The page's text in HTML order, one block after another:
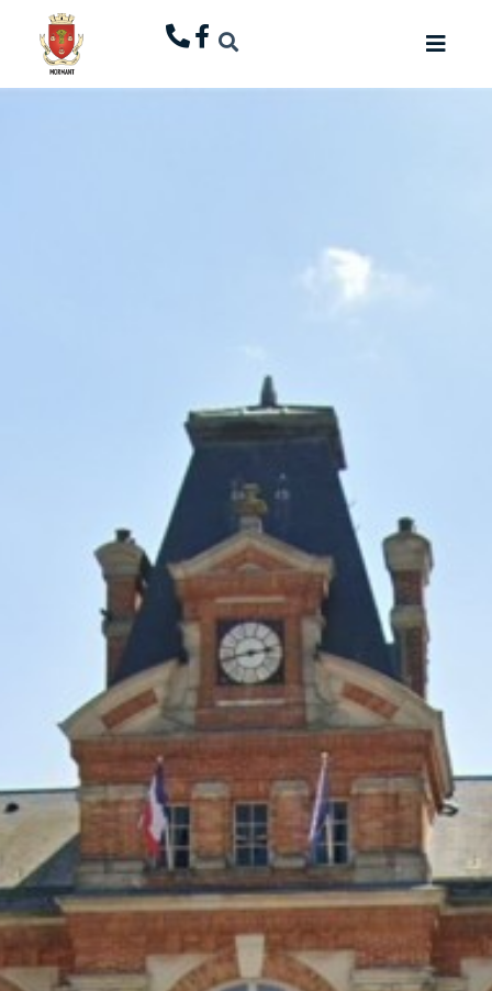
principal